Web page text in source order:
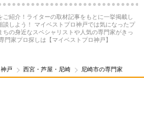
紹介！ライターの取材記事をもとに一挙掲載し
しよう！ マイベストプロ神戸では気になったプ
の身近なスペシャリストや人気の専門家がきっ
門家プロ探しは【マイベストプロ神戸】
戸 西宮・芦屋・尼崎 尼崎市の専門家